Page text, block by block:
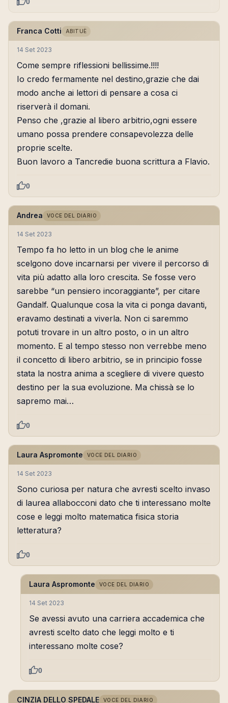
0
Franca Cotti ABITUÈ
14 Set 2023
Come sempre riflessioni bellissime.!!!!
Io credo fermamente nel destino,grazie che dai
modo anche ai lettori di pensare a cosa ci
riserverà il domani.
Penso che ,grazie al libero arbitrio,ogni essere
umano possa prendere consapevolezza delle
proprie scelte.
Buon lavoro a Tancredie buona scrittura a Flavio.
0
Andrea VOCE DEL DIARIO
14 Set 2023
Tempo fa ho letto in un blog che le anime
scelgono dove incarnarsi per vivere il percorso di
vita più adatto alla loro crescita. Se fosse vero
sarebbe “un pensiero incoraggiante”, per citare
Gandalf. Qualunque cosa la vita ci ponga davanti,
eravamo destinati a viverla. Non ci saremmo
potuti trovare in un altro posto, o in un altro
momento. E al tempo stesso non verrebbe meno
il concetto di libero arbitrio, se in principio fosse
stata la nostra anima a scegliere di vivere questo
destino per la sua evoluzione. Ma chissà se lo
sapremo mai…
0
Laura Aspromonte VOCE DEL DIARIO
14 Set 2023
Sono curiosa per natura che avresti scelto invaso
di laurea allabocconi dato che ti interessano molte
cose e leggi molto matematica fisica storia
letteratura?
0
Laura Aspromonte VOCE DEL DIARIO
14 Set 2023
Se avessi avuto una carriera accademica che
avresti scelto dato che leggi molto e ti
interessano molte cose?
0
CINZIA DELLO SPEDALE VOCE DEL DIARIO